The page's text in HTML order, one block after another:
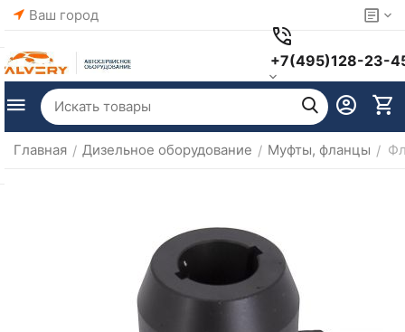
Ваш город
+7(495)128-23-
Главная / Дизельное оборудование / Муфты, фланцы /